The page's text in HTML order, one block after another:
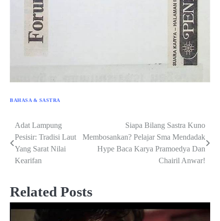
BAHASA & SASTRA
Post
navigation
Adat Lampung
Pesisir: Tradisi Laut
Yang Sarat Nilai
Kearifan
Siapa Bilang Sastra Kuno
Membosankan? Pelajar Sma Mendadak
Hype Baca Karya Pramoedya Dan
Chairil Anwar!
Related Posts